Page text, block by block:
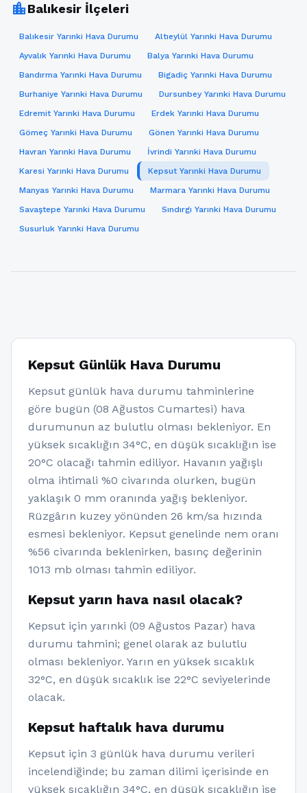
location_cityBalıkesir İlçeleri
Balıkesir Yarınki Hava Durumu
Altıeylül Yarınki Hava Durumu
Ayvalık Yarınki Hava Durumu
Balya Yarınki Hava Durumu
Bandırma Yarınki Hava Durumu
Bigadiç Yarınki Hava Durumu
Burhaniye Yarınki Hava Durumu
Dursunbey Yarınki Hava Durumu
Edremit Yarınki Hava Durumu
Erdek Yarınki Hava Durumu
Gömeç Yarınki Hava Durumu
Gönen Yarınki Hava Durumu
Havran Yarınki Hava Durumu
İvrindi Yarınki Hava Durumu
Karesi Yarınki Hava Durumu
Kepsut Yarınki Hava Durumu
Manyas Yarınki Hava Durumu
Marmara Yarınki Hava Durumu
Savaştepe Yarınki Hava Durumu
Sındırgı Yarınki Hava Durumu
Susurluk Yarınki Hava Durumu
Kepsut Günlük Hava Durumu
Kepsut günlük hava durumu tahminlerine
göre bugün (08 Ağustos Cumartesi) hava
durumunun az bulutlu olması bekleniyor. En
yüksek sıcaklığın 34°C, en düşük sıcaklığın ise
20°C olacağı tahmin ediliyor. Havanın yağışlı
olma ihtimali %0 civarında olurken, bugün
yaklaşık 0 mm oranında yağış bekleniyor.
Rüzgârın kuzey yönünden 26 km/sa hızında
esmesi bekleniyor. Kepsut genelinde nem oranı
%56 civarında beklenirken, basınç değerinin
1013 mb olması tahmin ediliyor.
Kepsut yarın hava nasıl olacak?
Kepsut için yarınki (09 Ağustos Pazar) hava
durumu tahmini; genel olarak az bulutlu
olması bekleniyor. Yarın en yüksek sıcaklık
32°C, en düşük sıcaklık ise 22°C seviyelerinde
olacak.
Kepsut haftalık hava durumu
Kepsut için 3 günlük hava durumu verileri
incelendiğinde; bu zaman dilimi içerisinde en
yüksek sıcaklığın 34°C, en düşük sıcaklığın ise